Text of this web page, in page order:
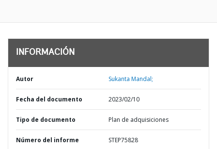
INFORMACIÓN
Autor Sukanta Mandal;
Fecha del documento 2023/02/10
Tipo de documento Plan de adquisiciones
Número del informe STEP75828